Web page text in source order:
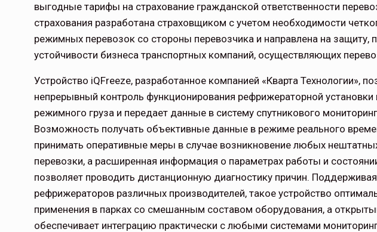
выгодные тарифы на страхование гражданской ответственности
страхования разработана страховщиком с учетом необходимости
режимных перевозок со стороны перевозчика и направлена на
устойчивости бизнеса транспортных компаний, осуществляющих
Устройство iQFreeze, разработанное компанией «Кварта Технологии»,
непрерывный контроль функционирования рефрижераторной установки
режимного груза и передает данные в систему спутникового
Возможность получать объективные данные в режиме реального
принимать оперативные меры в случае возникновение любых
перевозки, а расширенная информация о параметрах работы и
позволяет проводить дистанционную диагностику причин.
рефрижераторов различных производителей, такое устройство
применения в парках со смешанным составом оборудования, а
обеспечивает интеграцию практически с любыми системами